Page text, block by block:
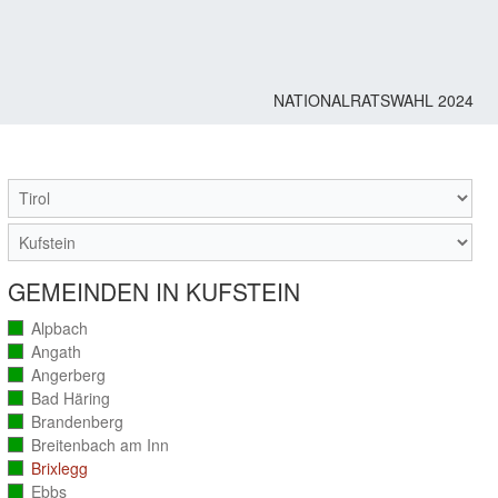
NATIONALRATSWAHL 2024
GEMEINDEN IN KUFSTEIN
Alpbach
(vollständig
ausgezählt)
Angath
(vollständig
ausgezählt)
Angerberg
(vollständig
ausgezählt)
Bad Häring
(vollständig
ausgezählt)
Brandenberg
(vollständig
ausgezählt)
Breitenbach am Inn
(vollständig
ausgezählt)
Brixlegg
(vollständig
ausgezählt)
Ebbs
(vollständig